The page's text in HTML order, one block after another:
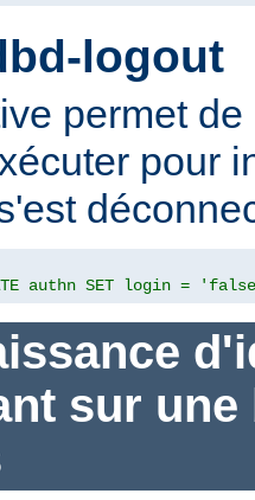
logout
permet
pour
authn SET login =
sur une